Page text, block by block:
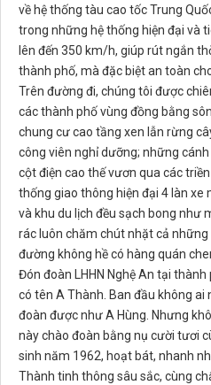
về hệ thống tàu cao tốc Trung
trong những hệ thống hiện đại và
lên đến 350 km/h, giúp rút ngắn
thành phố, mà đặc biệt an toàn
Trên đường đi, chúng tôi được
các thành phố vùng đồng bằng
chung cư cao tầng xen lẫn rừng
công viên nghỉ dưỡng; những
cột điện cao thế vươn qua các
thống giao thông hiện đại 4 làn xe
và khu du lịch đều sạch bong như
rác luôn chăm chút nhặt cả những
đường không hề có hàng quán
Đón đoàn LHHN Nghệ An tại
có tên A Thành. Ban đầu không ai
đoàn được như A Hùng. Nhưng
này chào đoàn bằng nụ cười tươi
sinh năm 1962, hoạt bát, nhanh
Thành tinh thông sâu sắc, cùng